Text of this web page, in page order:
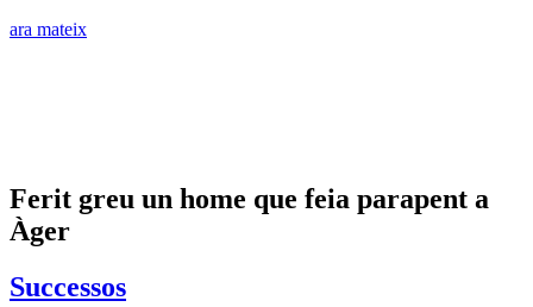
ara mateix
Ferit greu un home que feia parapent a
Àger
Successos